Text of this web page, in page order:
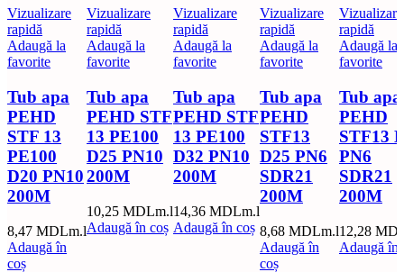
Vizualizare
rapidă
Adaugă la
favorite
Tub apa
PEHD
STF 13
PE100
D20 PN10
200M
8,47 MDLm.l
Adaugă în
coș
Vizualizare
rapidă
Adaugă la
favorite
Tub apa
PEHD STF
13 PE100
D25 PN10
200M
10,25 MDLm.l
Adaugă în coș
Vizualizare
rapidă
Adaugă la
favorite
Tub apa
PEHD STF
13 PE100
D32 PN10
200M
14,36 MDLm.l
Adaugă în coș
Vizualizare
rapidă
Adaugă la
favorite
Tub apa
PEHD
STF13
D25 PN6
SDR21
200M
8,68 MDLm.l
Adaugă în
coș
Vizualizare
rapidă
Adaugă la
favorite
Tub apa
PEHD
STF13
PN6
SDR21
200M
12,28
Adaugă în